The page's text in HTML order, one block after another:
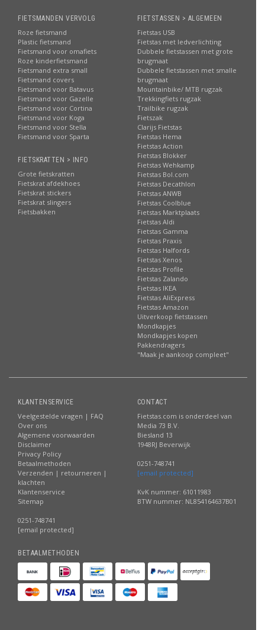
FIETSMANDEN VERVOLG
Roze fietsmand
Plastic fietsmand
Fietsmand voor omafiets
Roze kinderfietsmand
Fietsmand extra small
Fietsmand covers
Fietsmand voor Batavus
Fietsmand voor Gazelle
Fietsmand voor Cortina
Fietsmand voor Koga
Fietsmand voor Stella
Fietsmand voor Sparta
FIETSKRATTEN > INFO
Grote fietskratten
Fietskrat afdekhoes
Fietskrat stickers
Fietskrat slingers
Fietsbakken
FIETSTASSEN > ALGEMEEN
Fietstas USB
Fietstas met ledverlichting
Dubbele fietstassen met grote
brugmaat
Dubbele fietstassen met smalle
brugmaat
Mountainbike/ MTB rugzak
Trekkingfiets rugzak
Trailbike rugzak
Fietszak
Clarijs Fietstas
Fietstas Hema
Fietstas Action
Fietstas Blokker
Fietstas Wehkamp
Fietstas Bol.com
Fietstas Decathlon
Fietstas ANWB
Fietstas Coolblue
Fietstas Marktplaats
Fietstas Aldi
Fietstas Gamma
Fietstas Praxis
Fietstas Halfords
Fietstas Xenos
Fietstas Profile
Fietstas Zalando
Fietstas IKEA
Fietstas AliExpress
Fietstas Amazon
Uitverkoop fietstassen
Mondkapjes
Mondkapjes kopen
Pakkendragers
"Maak je aankoop compleet"
KLANTENSERVICE
Veelgestelde vragen | FAQ
Over ons
Algemene voorwaarden
Disclaimer
Privacy Policy
Betaalmethoden
Verzenden | retourneren |
klachten
Klantenservice
Sitemap
0251-748741
[email protected]
CONTACT
Fietstas.com is onderdeel van
Media 73 B.V.
Biesland 13
1948RJ Beverwijk
0251-748741
[email protected]
KvK nummer: 61011983
BTW nummer: NL854164637B01
BETAALMETHODEN